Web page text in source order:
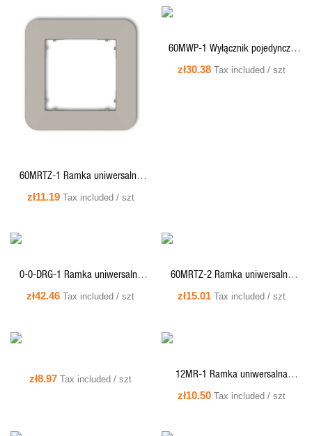
60MRTZ-1 Ramka uniwersalna
pojedyncza zaokrąglona z
zł11.19 Tax included / szt
60MWP-1 Wyłącznik pojedynczy
Karlik MINI - taupe
zł30.38 Tax included / szt
0-0-DRG-1 Ramka uniwersalna
pojedyncza - szkło (ramka: biała,
zł42.46 Tax included / szt
60MRTZ-2 Ramka uniwersalna
podwójna zaokrąglona z tworzywa
zł15.01 Tax included / szt
zł8.97 Tax included / szt
12MR-1 Ramka uniwersalna
pojedyncza z tworzywa czarny mat
zł10.50 Tax included / szt